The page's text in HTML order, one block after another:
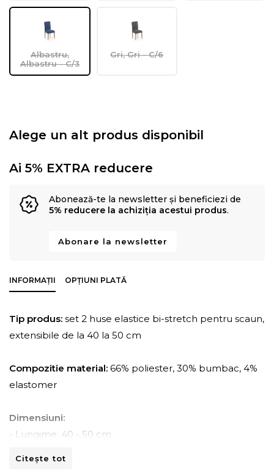
Albastru,
Albastru - C/3
Gri, Gri - C/6
Alege un alt produs disponibil
Ai 5% EXTRA reducere
Abonează-te la newsletter și beneficiezi de
5% reducere la achiziția acestui produs.
Abonare la newsletter
INFORMAȚII OPȚIUNI PLATĂ
Tip produs: set 2 huse elastice bi-stretch pentru scaun,
extensibile de la 40 la 50 cm
Compozitie material: 66% poliester, 30% bumbac, 4%
elastomer
Dimensiuni:
- Lungime: 40 - 50 cm
- Inaltime spatar: 40 - 55 cm
Citește tot